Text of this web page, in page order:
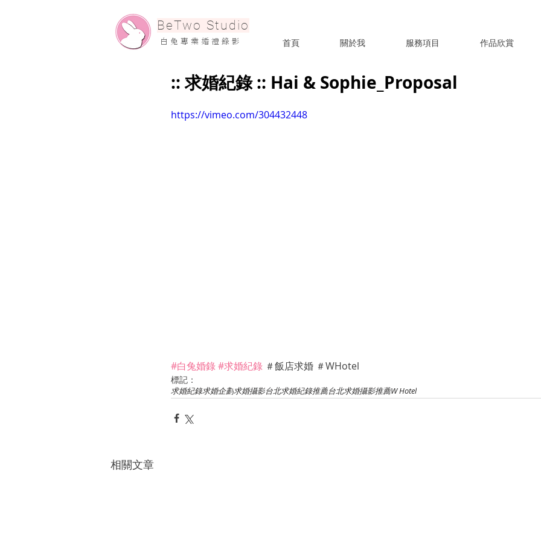
​BeTwo Studio
​白 兔 專 業 婚 禮 錄 影 首頁 關於我 服務項目 作品欣賞
:: 求婚紀錄 :: Hai & Sophie_Proposal
https://vimeo.com/304432448
#白兔婚錄#求婚紀錄 ＃飯店求婚 ＃WHotel
標記：
求婚紀錄求婚企劃求婚攝影台北求婚紀錄推薦台北求婚攝影推薦W Hotel
相關文章